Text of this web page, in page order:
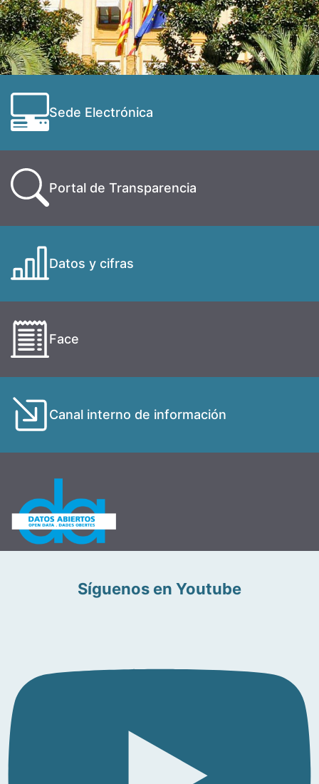
Sede Electrónica
Portal de Transparencia
Datos y cifras
Face
Canal interno de información
Síguenos en Youtube